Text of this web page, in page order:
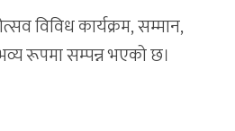
विविध कार्यक्रम, सम्मान,
रूपमा सम्पन्न भएको छ।